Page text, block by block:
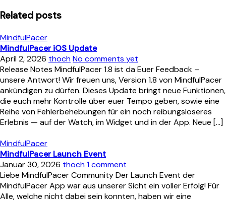
Related posts
MindfulPacer
MindfulPacer iOS Update
April 2, 2026 thochNo comments yet
Release Notes MindfulPacer 1.8 ist da Euer Feedback –
unsere Antwort! Wir freuen uns, Version 1.8 von MindfulPacer
ankündigen zu dürfen. Dieses Update bringt neue Funktionen,
die euch mehr Kontrolle über euer Tempo geben, sowie eine
Reihe von Fehlerbehebungen für ein noch reibungsloseres
Erlebnis — auf der Watch, im Widget und in der App. Neue […]
MindfulPacer
MindfulPacer Launch Event
Januar 30, 2026 thoch1 comment
Liebe MindfulPacer Community Der Launch Event der
MindfulPacer App war aus unserer Sicht ein voller Erfolg! Für
Alle, welche nicht dabei sein konnten, haben wir eine